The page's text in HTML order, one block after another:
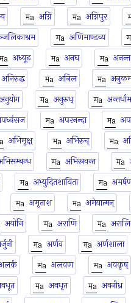
अग्नि अग्निपुर
अणिमाण्डव्य
अध्यूढ अनघ अनन्त
अनिरुद्ध अनिल
अनुयोग अनुरुध्
अपरनन्दा
अभिमृक्ष् अभिरुच्
अभिस्रवन्त
अभ्युदितशायिता
अमृताश अमेयात्मन्
अयोनि अराणि अरालि
अर्णव अर्णशाला
अलवण अवकृष्
अवधृत अवनीध्र